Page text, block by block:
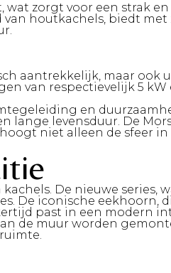
zorgt voor een strak
houtkachels, biedt
aantrekkelijk, maar
van respectievelijk 5 kW
en
levensduur. De
niet alleen de sfeer
De nieuwe series,
De iconische eekhoorn,
past in een modern
de muur worden